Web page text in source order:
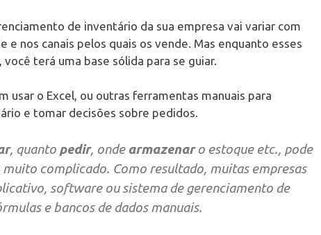
de inventário da sua empresa vai variar com
nos canais pelos quais os vende. Mas enquanto esses
terá uma base sólida para se guiar.
usar o Excel, ou outras ferramentas manuais para
e tomar decisões sobre pedidos.
, quanto pedir, onde armazenaro estoque etc., pode
complicado. Como resultado, muitas empresas
software ou sistema de gerenciamento de
e bancos de dados manuais.